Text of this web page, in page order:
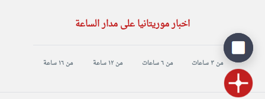
اخبار موريتانيا على مدار الساعة
من ٣ ساعات من ٦ ساعات من ١٢ ساعة من ١٦ ساعة